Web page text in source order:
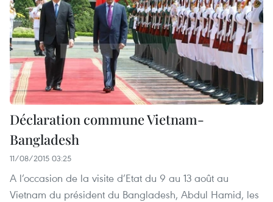
Déclaration commune Vietnam-
Bangladesh
11/08/2015 03:25
A l’occasion de la visite d’Etat du 9 au 13 août au
Vietnam du président du Bangladesh, Abdul Hamid, les